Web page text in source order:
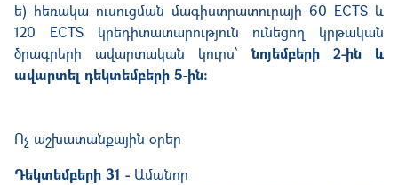
ե) հեռակա ուսուցման մագիստրատուրայի 60 ECTS և
120 ECTS կրեդիտատարություն ունեցող կրթական
ծրագրերի ավարտական կուրս՝ նոյեմբերի 2-ին և
ավարտել դեկտեմբերի 5-ին:
Ոչ աշխատանքային օրեր
Դեկտեմբերի 31 - Ամանոր